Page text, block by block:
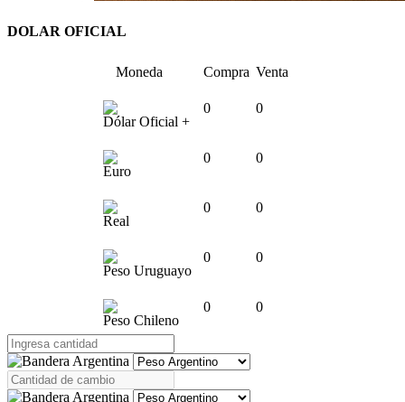
DOLAR OFICIAL
Moneda Compra Venta
Dólar Oficial +
0 0
Euro
0 0
Real
0 0
Peso Uruguayo
0 0
Peso Chileno
0 0